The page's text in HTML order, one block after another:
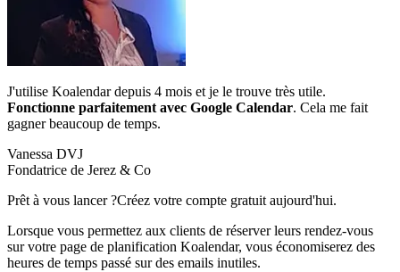
J'utilise Koalendar depuis 4 mois et je le trouve très utile.
Fonctionne parfaitement avec Google Calendar. Cela me fait
gagner beaucoup de temps.
Vanessa DVJ
Fondatrice de Jerez & Co
Prêt à vous lancer ?Créez votre compte gratuit aujourd'hui.
Lorsque vous permettez aux clients de réserver leurs rendez-vous
sur votre page de planification Koalendar, vous économiserez des
heures de temps passé sur des emails inutiles.